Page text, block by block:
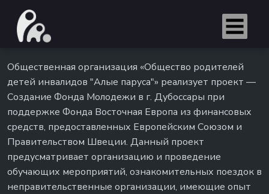
Общественная организация «Общество родителей
детей инвалидов "Алые паруса"» реализует проект —
Создание Фонда Молодежи в г. Дубоссары при
поддержке Фонда Восточная Европа из финансовых
средств, предоставленных Европейским Союзом и
Правительством Швеции. Данный проект
предусматривает организацию и проведение
обучающих мероприятий, ознакомительных поездок в
неправительственные организации, имеющие опыт